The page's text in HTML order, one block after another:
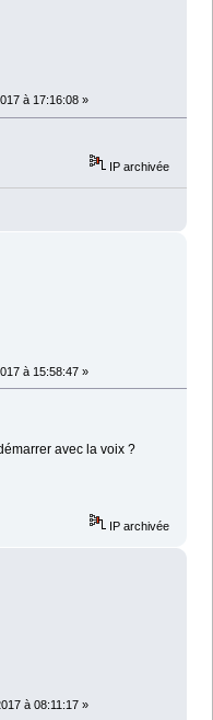
à 17:16:08 »
IP archivée
à 15:58:47 »
avec la voix ?
IP archivée
à 08:11:17 »